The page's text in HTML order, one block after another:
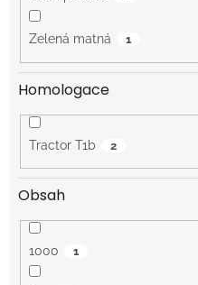
Zelená matná 1
Homologace
Tractor T1b 2
Obsah
1000 1